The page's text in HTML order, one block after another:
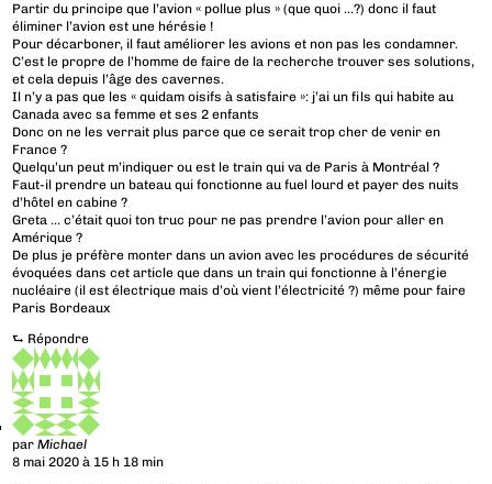
Partir du principe que l’avion « pollue plus » (que quoi …?) donc il faut
éliminer l’avion est une hérésie !
Pour décarboner, il faut améliorer les avions et non pas les condamner.
C’est le propre de l’homme de faire de la recherche trouver ses solutions,
et cela depuis l’âge des cavernes.
Il n’y a pas que les « quidam oisifs à satisfaire »: j’ai un fils qui habite au
Canada avec sa femme et ses 2 enfants
Donc on ne les verrait plus parce que ce serait trop cher de venir en
France ?
Quelqu’un peut m’indiquer ou est le train qui va de Paris à Montréal ?
Faut-il prendre un bateau qui fonctionne au fuel lourd et payer des nuits
d’hôtel en cabine ?
Greta … c’était quoi ton truc pour ne pas prendre l’avion pour aller en
Amérique ?
De plus je préfère monter dans un avion avec les procédures de sécurité
évoquées dans cet article que dans un train qui fonctionne à l’énergie
nucléaire (il est électrique mais d’où vient l’électricité ?) même pour faire
Paris Bordeaux
⮑ Répondre
parMichael
8 mai 2020 à 15 h 18 min